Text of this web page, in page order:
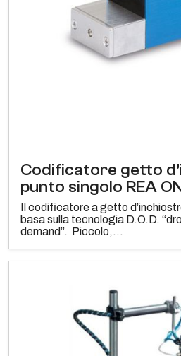
Codificatore getto
punto singolo REA
Il codificatore a getto
basa sulla tecnologia D.O.D.
demand”. Piccolo,...